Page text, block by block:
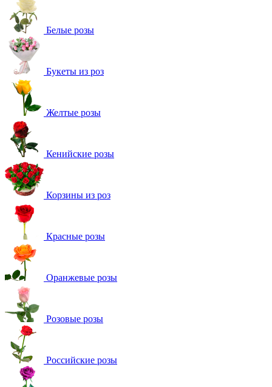
Белые розы
Букеты из роз
Желтые розы
Кенийские розы
Корзины из роз
Красные розы
Оранжевые розы
Розовые розы
Российские розы